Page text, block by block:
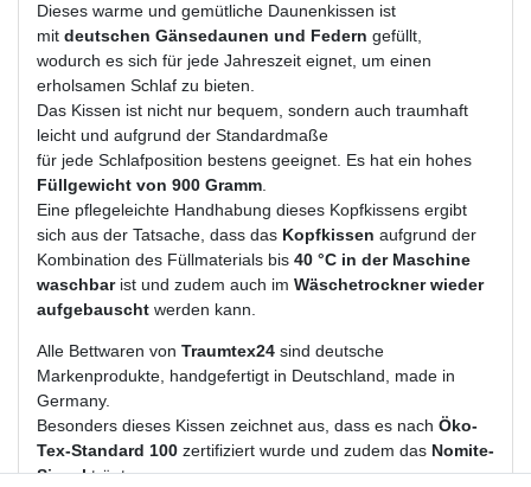
Dieses warme und gemütliche Daunenkissen ist
mit deutschen Gänsedaunen und Federn gefüllt,
wodurch es sich für jede Jahreszeit eignet, um einen
erholsamen Schlaf zu bieten.
Das Kissen ist nicht nur bequem, sondern auch traumhaft
leicht und aufgrund der Standardmaße
für jede Schlafposition bestens geeignet. Es hat ein hohes
Füllgewicht von 900 Gramm.
Eine pflegeleichte Handhabung dieses Kopfkissens ergibt
sich aus der Tatsache, dass das Kopfkissen aufgrund der
Kombination des Füllmaterials bis 40 °C in der Maschine
waschbarist und zudem auch im Wäschetrockner wieder
aufgebauscht werden kann.
Alle Bettwaren von Traumtex24 sind deutsche
Markenprodukte, handgefertigt in Deutschland, made in
Germany.
Besonders dieses Kissen zeichnet aus, dass es nach Öko-
Tex-Standard 100 zertifiziert wurde und zudem das Nomite-
Siegelträgt.